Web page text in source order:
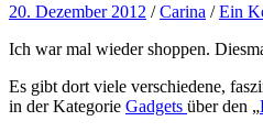
20. Dezember 2012 /Carina /Ein
Ich war mal wieder shoppen.
Es gibt dort viele verschiedene,
in der Kategorie Gadgets über den „